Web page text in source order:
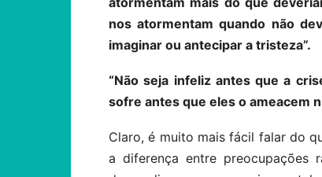
nos atormentam quando não
imaginar ou antecipar a tristeza”.
“Não seja infeliz antes que a
sofre antes que eles o ameacem
Claro, é muito mais fácil falar do
a diferença entre preocupações